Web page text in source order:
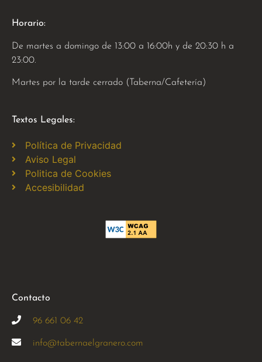
Horario:
De martes a domingo de 13:00 a 16:00h y de 20:30 h a
23:00.
Martes por la tarde cerrado (Taberna/Cafetería)
Textos Legales:
Política de Privacidad
Aviso Legal
Politica de Cookies
Accesibilidad
Contacto
96 661 06 42
info@tabernaelgranero.com